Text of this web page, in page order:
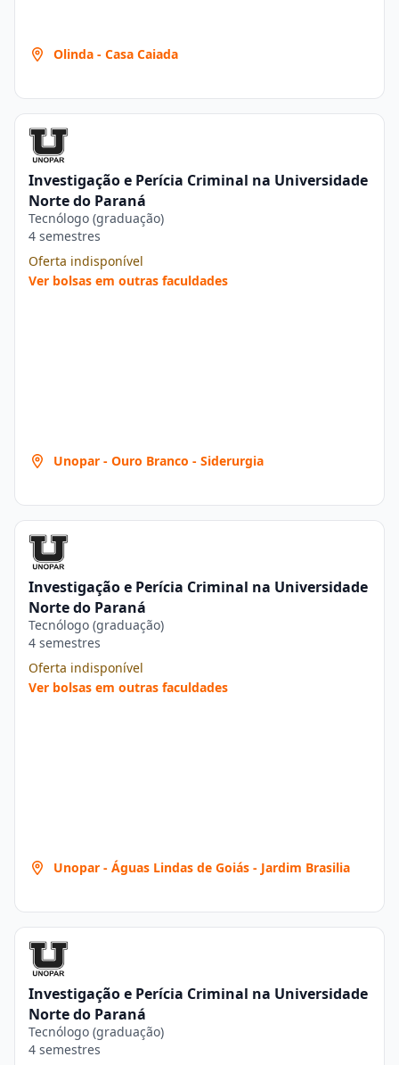
Olinda - Casa Caiada
Investigação e Perícia Criminal na Universidade
Norte do Paraná
Tecnólogo (graduação)
4 semestres
Oferta indisponível
Ver bolsas em outras faculdades
Unopar - Ouro Branco - Siderurgia
Investigação e Perícia Criminal na Universidade
Norte do Paraná
Tecnólogo (graduação)
4 semestres
Oferta indisponível
Ver bolsas em outras faculdades
Unopar - Águas Lindas de Goiás - Jardim Brasilia
Investigação e Perícia Criminal na Universidade
Norte do Paraná
Tecnólogo (graduação)
4 semestres